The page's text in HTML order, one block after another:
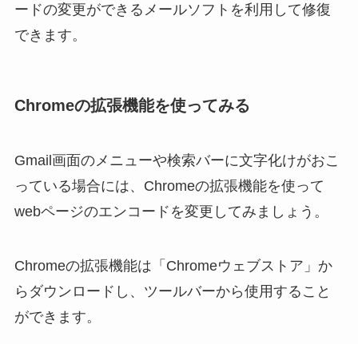
ードの変更ができるメールソフトを利用して修復
できます。
Chromeの拡張機能を使ってみる
Gmail画面のメニューや検索バーに文字化けがおこ
っている場合には、Chromeの拡張機能を使って
webページのエンコードを変更してみましょう。
Chromeの拡張機能は「Chromeウェブストア」か
らダウンロードし、ツールバーから使用すること
ができます。